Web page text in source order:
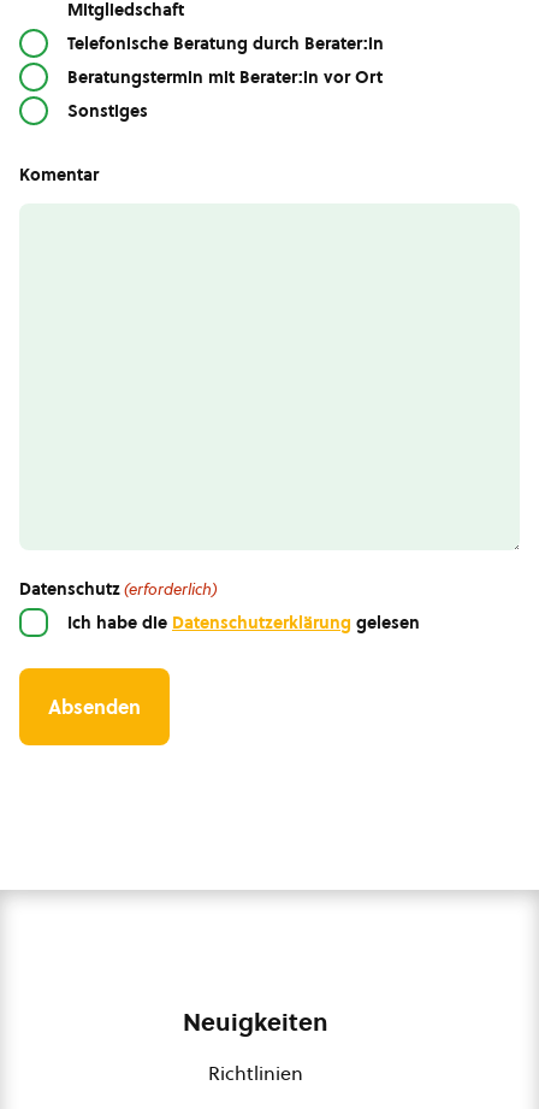
Mitgliedschaft
Telefonische Beratung durch Berater:in
Beratungstermin mit Berater:in vor Ort
Sonstiges
Komentar
Datenschutz(erforderlich)
Ich habe die Datenschutzerklärung gelesen
Neuigkeiten
Richtlinien